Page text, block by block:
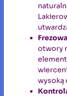
otwory
wysoką